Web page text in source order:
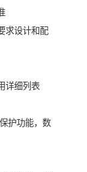
求设计和配
详细列表
护功能，数